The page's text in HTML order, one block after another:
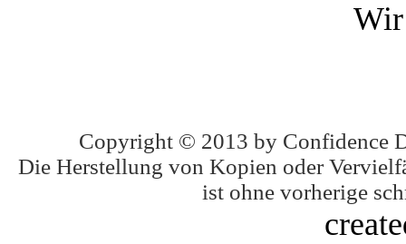
Wir
Copyright © 2013 by Confidence
Die Herstellung von Kopien oder
ist ohne vorherige